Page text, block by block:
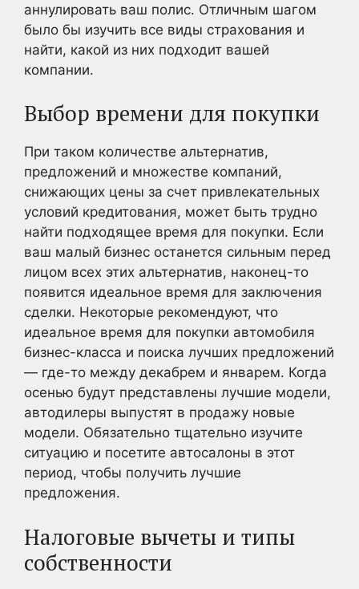
аннулировать ваш полис. Отличным шагом
было бы изучить все виды страхования и
найти, какой из них подходит вашей
компании.
Выбор времени для покупки
При таком количестве альтернатив,
предложений и множестве компаний,
снижающих цены за счет привлекательных
условий кредитования, может быть трудно
найти подходящее время для покупки. Если
ваш малый бизнес останется сильным перед
лицом всех этих альтернатив, наконец-то
появится идеальное время для заключения
сделки. Некоторые рекомендуют, что
идеальное время для покупки автомобиля
бизнес-класса и поиска лучших предложений
— где-то между декабрем и январем. Когда
осенью будут представлены лучшие модели,
автодилеры выпустят в продажу новые
модели. Обязательно тщательно изучите
ситуацию и посетите автосалоны в этот
период, чтобы получить лучшие
предложения.
Налоговые вычеты и типы
собственности